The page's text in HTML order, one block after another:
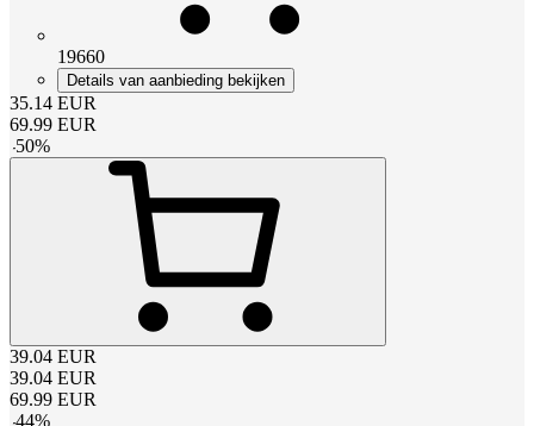
19660
Details van aanbieding bekijken
35.14 EUR
69.99 EUR
-50%
39.04 EUR
39.04 EUR
69.99 EUR
-44%